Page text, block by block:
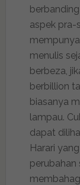
aspek pra-
menulis
berbeza,
berbillion
biasanya
lampau.
dapat
Harari
perubahan